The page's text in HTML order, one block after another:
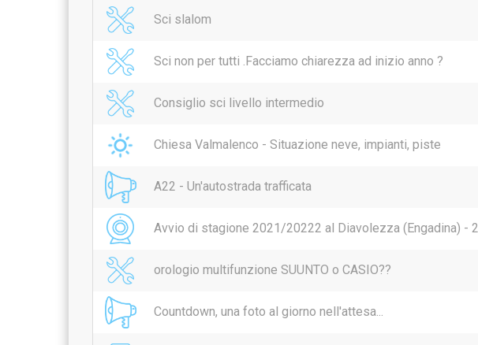
Sci slalom
Sci non per tutti .Facciamo chiarezza ad inizio anno ?
Consiglio sci livello intermedio
Chiesa Valmalenco - Situazione neve, impianti, piste
A22 - Un'autostrada trafficata
Avvio di stagione 2021/20222 al Diavolezza (Engadina) -
orologio multifunzione SUUNTO o CASIO??
Countdown, una foto al giorno nell'attesa...